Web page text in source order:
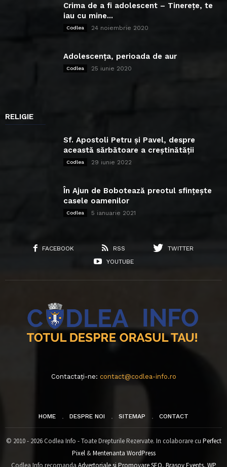
Crima de a fi adolescent – Tinerețe, te
iau cu mine...
Codlea 24 noiembrie 2020
Adolescența, perioada de aur
Codlea 25 iunie 2020
RELIGIE
Sf. Apostoli Petru și Pavel, despre
această sărbătoare a creștinătății
Codlea 29 iunie 2022
În Ajun de Bobotează preotul sfințește
casele oamenilor
Codlea 5 ianuarie 2021
FACEBOOK RSS
TWITTER
YOUTUBE
Contactați-ne: contact@codlea-info.ro
HOME DESPRE NOI SITEMAP CONTACT
© 2010 - 2026 Codlea Info - Toate Drepturile Rezervate. In colaborare cu Perfect
Pixel&Mentenanta WordPress
Codlea Info recomanda Advertoriale si Promovare SEO, Brasov Events, WP